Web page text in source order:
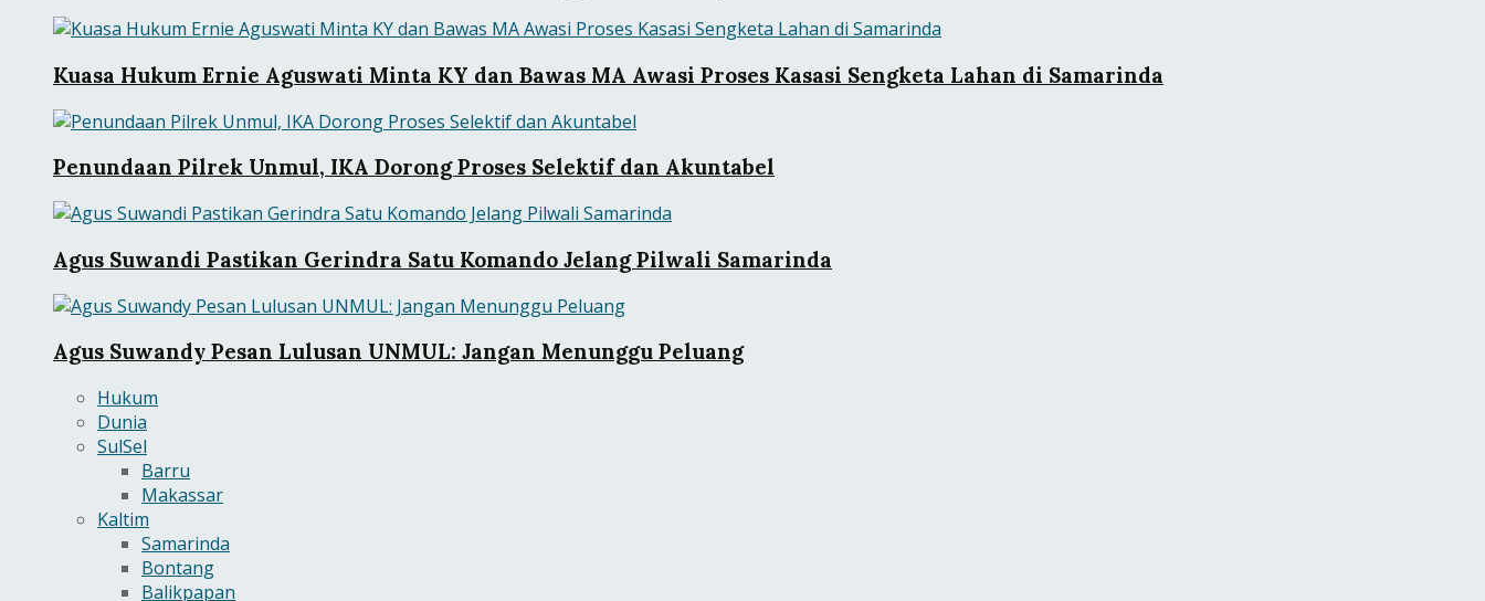
Kuasa Hukum Ernie Aguswati Minta KY dan Bawas MA Awasi Proses Kasasi Sengketa Lahan di Samarinda
Penundaan Pilrek Unmul, IKA Dorong Proses Selektif dan Akuntabel
Agus Suwandi Pastikan Gerindra Satu Komando Jelang Pilwali Samarinda
Agus Suwandy Pesan Lulusan UNMUL: Jangan Menunggu Peluang
Hukum
Dunia
SulSel
Barru
Makassar
Kaltim
Samarinda
Bontang
Balikpapan